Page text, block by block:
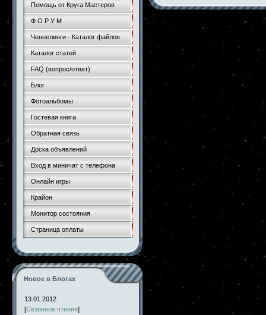
Помощь от Круга Мастеров
Ф О Р У М
Ченнелинги - Каталог файлов
Каталог статей
FAQ (вопрос/ответ)
Блог
Фотоальбомы
Гостевая книга
Обратная связь
Доска объявлений
Вход в миничат с телефона
Онлайн игры
Крайон
Монитор состояния
Страница оплаты
Новое в Блогах
13.01.2012
[Сезонное чтение]